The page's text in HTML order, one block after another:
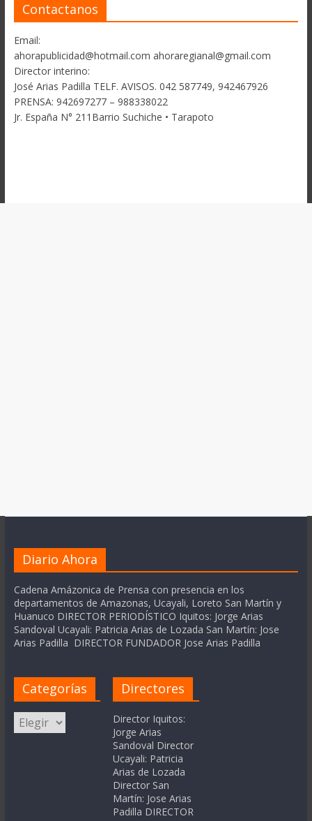
Contactanos
Email:
ahorapublicidad@hotmail.com ahoraregianal@gmail.com
Director interino:
José Arias Padilla TELF. AVISOS. 042 587749, 942467926
PRENSA: 942697277 – 988338022
Jr. España N° 211Barrio Suchiche • Tarapoto
Diario Ahora
Cadena Amázonica de Prensa con presencia en los
departamentos de Amazonas, Ucayali, Loreto San Martín y
Huanuco DIRECTOR PERIODÍSTICO Iquitos: Jorge Arias
Sandoval Ucayali: Patricia Arias de Lozada San Martín: Jose
Arias Padilla DIRECTOR FUNDADOR Jose Arias Padilla
Categorías
Categorías
Directores
Director Iquitos:
Jorge Arias
Sandoval Director
Ucayali: Patricia
Arias de Lozada
Director San
Martín: Jose Arias
Padilla DIRECTOR